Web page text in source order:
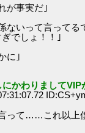
が事実だ｣
ないって言ってる
でしょ！！｣
に｣
にかわりまして
って……これ以上